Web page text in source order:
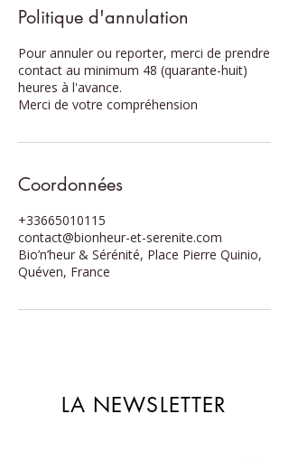
Politique d'annulation
Pour annuler ou reporter, merci de prendre
contact au minimum 48 (quarante-huit)
heures à l'avance.
Merci de votre compréhension
Coordonnées
+33665010115
contact@bionheur-et-serenite.com
Bio’n’heur & Sérénité, Place Pierre Quinio,
Quéven, France
LA NEWSLETTER